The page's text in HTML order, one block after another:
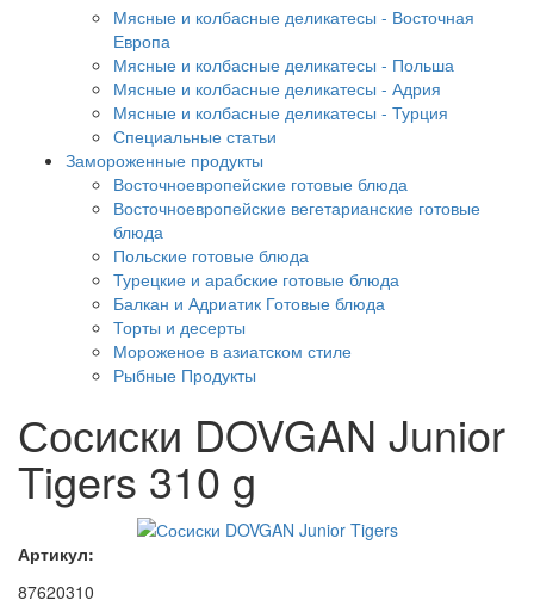
Мясные и колбасные деликатесы - Восточная
Европа
Мясные и колбасные деликатесы - Польша
Мясные и колбасные деликатесы - Адрия
Мясные и колбасные деликатесы - Турция
Специальные статьи
Замороженные продукты
Восточноевропейские готовые блюда
Восточноевропейские вегетарианские готовые
блюда
Польские готовые блюда
Турецкие и арабские готовые блюда
Балкан и Адриатик Готовые блюда
Торты и десерты
Мороженое в азиатском стиле
Рыбные Продукты
Сосиски DOVGAN Junior
Tigers 310 g
Артикул:
87620310